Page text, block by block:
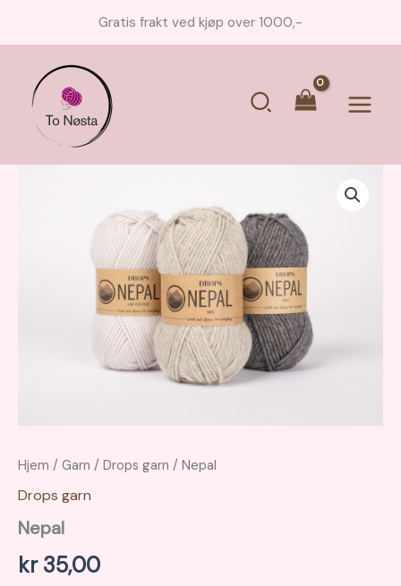
innholdet
Gratis frakt ved kjøp over 1000,-
Søk
Main
Menu
Hjem / Garn / Drops garn / Nepal
Drops garn
Nepal
kr35,00